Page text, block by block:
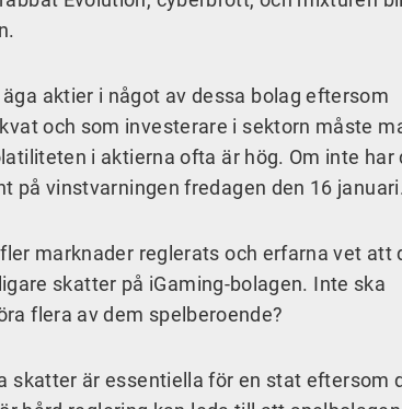
aktier i något av dessa bolag eftersom
och som investerare i sektorn måste
i aktierna ofta är hög. Om inte har
på vinstvarningen fredagen den 16
marknader reglerats och erfarna vet att
skatter på iGaming-bolagen. Inte ska
flera av dem spelberoende?
skatter är essentiella för en stat eftersom